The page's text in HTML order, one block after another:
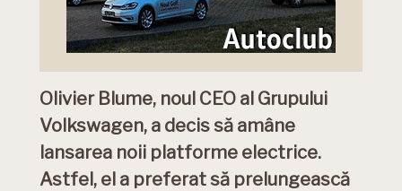
Olivier Blume, noul CEO al Grupului
Volkswagen, a decis să amâne
lansarea noii platforme electrice.
Astfel, el a preferat să prelungească